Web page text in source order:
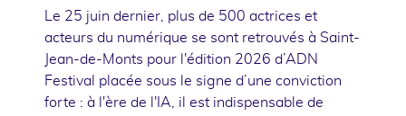
Le 25 juin dernier, plus de 500 actrices et
acteurs du numérique se sont retrouvés à Saint-
Jean-de-Monts pour l'édition 2026 d’ADN
Festival placée sous le signe d’une conviction
forte : à l'ère de l'IA, il est indispensable de